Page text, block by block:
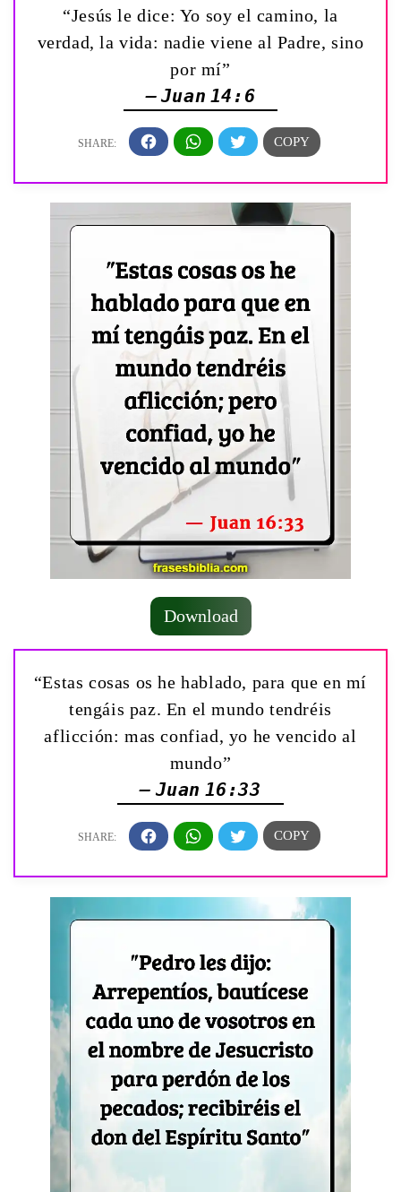
“Jesús le dice: Yo soy el camino, la
verdad, la vida: nadie viene al Padre, sino
por mí”
— Juan 14:6
Download
“Estas cosas os he hablado, para que en mí
tengáis paz. En el mundo tendréis
aflicción: mas confiad, yo he vencido al
mundo”
— Juan 16:33